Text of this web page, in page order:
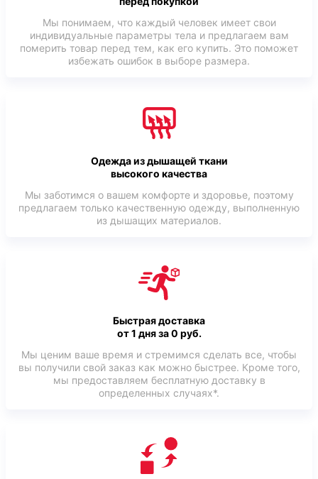
Мы понимаем, что каждый человек имеет свои
индивидуальные параметры тела и предлагаем вам
померить товар перед тем, как его купить. Это поможет
избежать ошибок в выборе размера.
Одежда из дышащей ткани
высокого качества
Мы заботимся о вашем комфорте и здоровье, поэтому
предлагаем только качественную одежду, выполненную
из дышащих материалов.
Быстрая доставка
от 1 дня за 0 руб.
Мы ценим ваше время и стремимся сделать все, чтобы
вы получили свой заказ как можно быстрее. Кроме того,
мы предоставляем бесплатную доставку в
определенных случаях*.